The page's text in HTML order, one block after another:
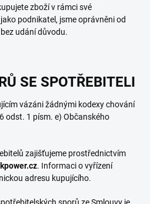
zboží v rámci své
podnikatel, jsme oprávněni od
udání důvodu.
SE SPOTŘEBITELI
vázáni žádnými kodexy chování
odst. 1 písm. e) Občanského
zajišťujeme prostřednictvím
. Informaci o vyřízení
adresu kupujícího.